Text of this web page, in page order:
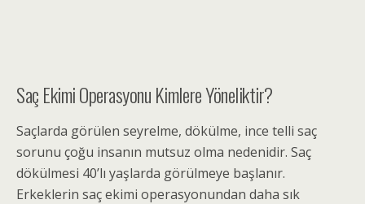
Saç Ekimi Operasyonu Kimlere Yöneliktir?
Saçlarda görülen seyrelme, dökülme, ince telli saç
sorunu çoğu insanın mutsuz olma nedenidir. Saç
dökülmesi 40’lı yaşlarda görülmeye başlanır.
Erkeklerin saç ekimi operasyonundan daha sık